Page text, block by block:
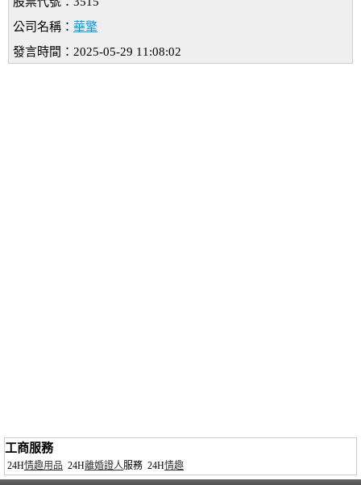
公司名稱： 華擎
發言時間：2025-05-29 11:08:02
工商服務
24H情趣用品 24H離婚證人服務 24H情趣